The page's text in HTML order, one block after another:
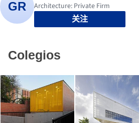
关注
Colegios